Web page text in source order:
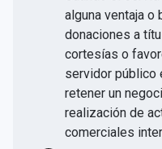
alguna ventaja
donaciones a
cortesías o
servidor público
retener un
realización de
comerciales